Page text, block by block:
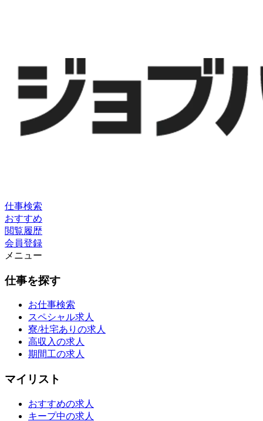
仕事検索
おすすめ
閲覧履歴
会員登録
メニュー
仕事を探す
お仕事検索
スペシャル求人
寮/社宅ありの求人
高収入の求人
期間工の求人
マイリスト
おすすめの求人
キープ中の求人